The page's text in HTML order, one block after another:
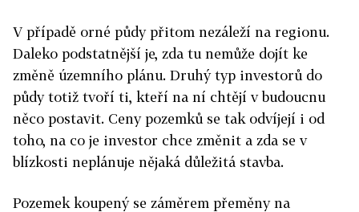
V případě orné půdy přitom nezáleží na regionu.
Daleko podstatnější je, zda tu nemůže dojít ke
změně územního plánu. Druhý typ investorů do
půdy totiž tvoří ti, kteří na ní chtějí v budoucnu
něco postavit. Ceny pozemků se tak odvíjejí i od
toho, na co je investor chce změnit a zda se v
blízkosti neplánuje nějaká důležitá stavba.
Pozemek koupený se záměrem přeměny na